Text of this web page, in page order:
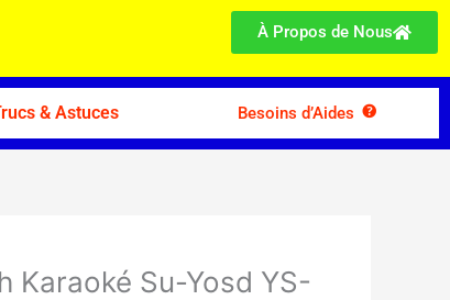
À Propos de Nous
& Astuces Besoins d’Aides
Karaoké Su-Yosd YS-